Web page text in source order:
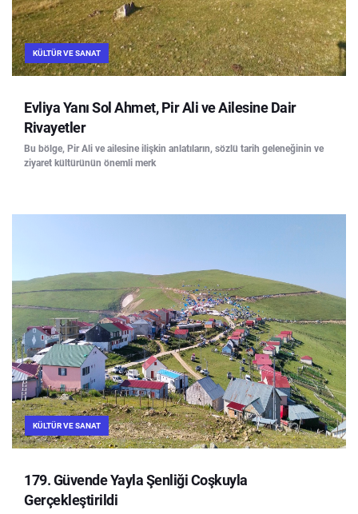
KÜLTÜR VE SANAT
Evliya Yanı Sol Ahmet, Pir Ali ve Ailesine Dair
Rivayetler
Bu bölge, Pir Ali ve ailesine ilişkin anlatıların, sözlü tarih geleneğinin ve
ziyaret kültürünün önemli merk
KÜLTÜR VE SANAT
179. Güvende Yayla Şenliği Coşkuyla
Gerçekleştirildi